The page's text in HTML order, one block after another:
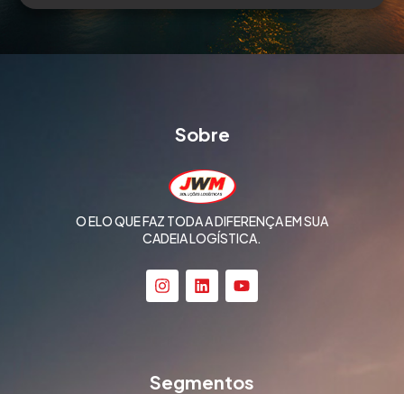
Sobre
O ELO QUE FAZ TODA A DIFERENÇA EM SUA
CADEIA LOGÍSTICA.
Segmentos